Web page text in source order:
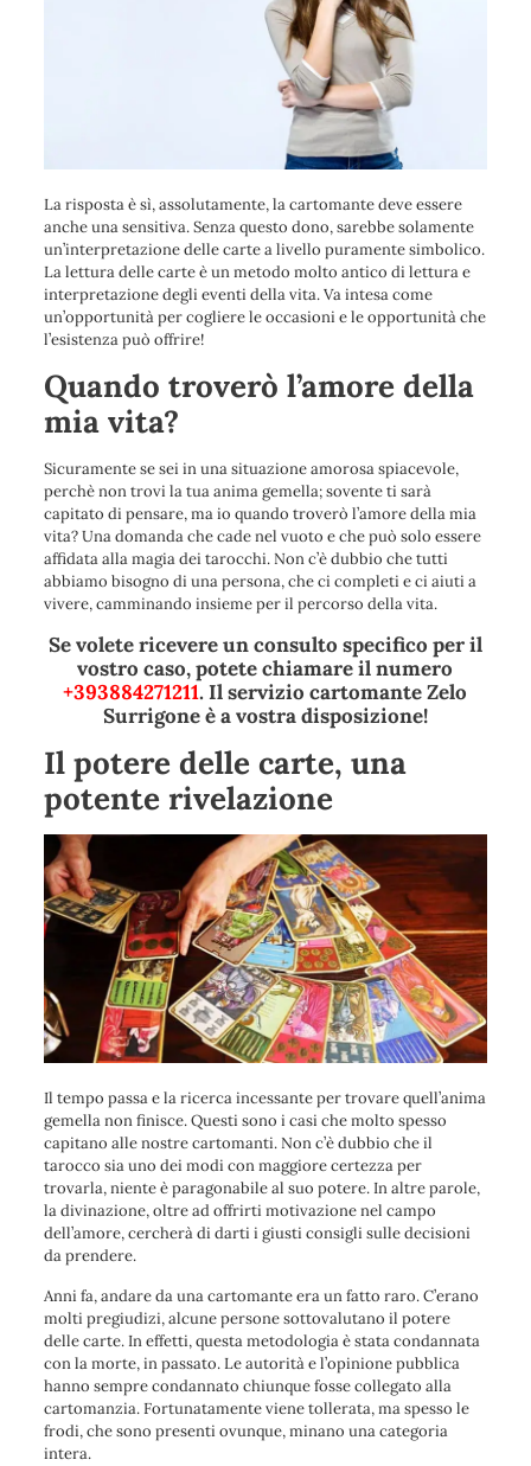
La risposta è sì, assolutamente, la cartomante deve essere
anche una sensitiva. Senza questo dono, sarebbe solamente
un’interpretazione delle carte a livello puramente simbolico.
La lettura delle carte è un metodo molto antico di lettura e
interpretazione degli eventi della vita. Va intesa come
un’opportunità per cogliere le occasioni e le opportunità che
l’esistenza può offrire!
Quando troverò l’amore della
mia vita?
Sicuramente se sei in una situazione amorosa spiacevole,
perchè non trovi la tua anima gemella; sovente ti sarà
capitato di pensare, ma io quando troverò l’amore della mia
vita? Una domanda che cade nel vuoto e che può solo essere
affidata alla magia dei tarocchi. Non c’è dubbio che tutti
abbiamo bisogno di una persona, che ci completi e ci aiuti a
vivere, camminando insieme per il percorso della vita.
Se volete ricevere un consulto specifico per il
vostro caso, potete chiamare il numero
+393884271211. Il servizio cartomante Zelo
Surrigone è a vostra disposizione!
Il potere delle carte, una
potente rivelazione
Il tempo passa e la ricerca incessante per trovare quell’anima
gemella non finisce. Questi sono i casi che molto spesso
capitano alle nostre cartomanti. Non c’è dubbio che il
tarocco sia uno dei modi con maggiore certezza per
trovarla, niente è paragonabile al suo potere. In altre parole,
la divinazione, oltre ad offrirti motivazione nel campo
dell’amore, cercherà di darti i giusti consigli sulle decisioni
da prendere.
Anni fa, andare da una cartomante era un fatto raro. C’erano
molti pregiudizi, alcune persone sottovalutano il potere
delle carte. In effetti, questa metodologia è stata condannata
con la morte, in passato. Le autorità e l’opinione pubblica
hanno sempre condannato chiunque fosse collegato alla
cartomanzia. Fortunatamente viene tollerata, ma spesso le
frodi, che sono presenti ovunque, minano una categoria
intera.